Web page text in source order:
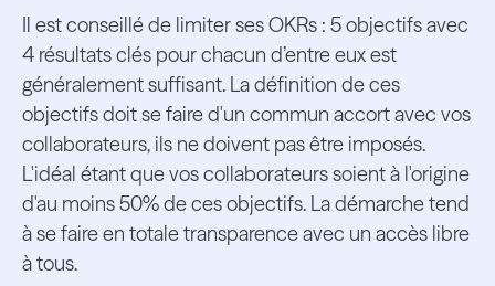
Il est conseillé de limiter ses OKRs : 5 objectifs avec
4 résultats clés pour chacun d’entre eux est
généralement suffisant. La définition de ces
objectifs doit se faire d'un commun accort avec vos
collaborateurs, ils ne doivent pas être imposés.
L'idéal étant que vos collaborateurs soient à l'origine
d'au moins 50% de ces objectifs. La démarche tend
à se faire en totale transparence avec un accès libre
à tous.